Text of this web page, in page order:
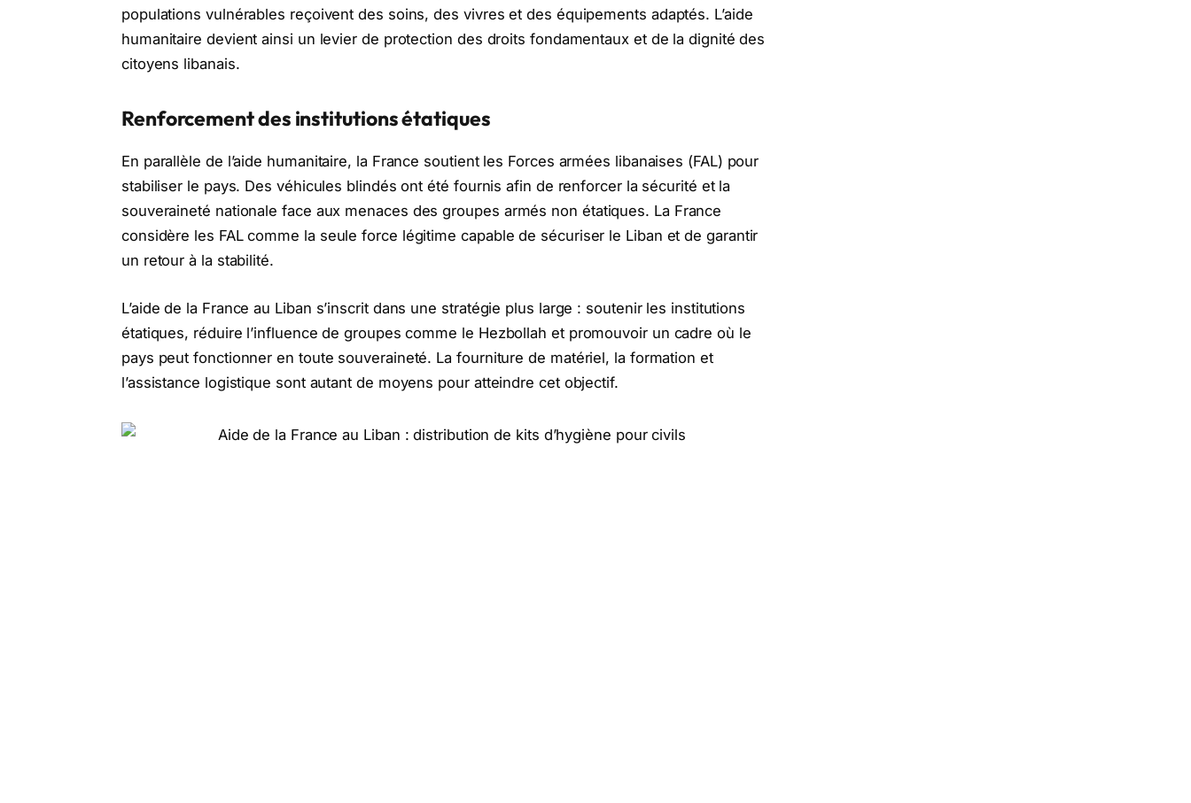
populations vulnérables reçoivent des soins, des vivres et des équipements adaptés. L’aide
humanitaire devient ainsi un levier de protection des droits fondamentaux et de la dignité des
citoyens libanais.
Renforcement des institutions étatiques
En parallèle de l’aide humanitaire, la France soutient les Forces armées libanaises (FAL) pour
stabiliser le pays. Des véhicules blindés ont été fournis afin de renforcer la sécurité et la
souveraineté nationale face aux menaces des groupes armés non étatiques. La France
considère les FAL comme la seule force légitime capable de sécuriser le Liban et de garantir
un retour à la stabilité.
L’aide de la France au Liban s’inscrit dans une stratégie plus large : soutenir les institutions
étatiques, réduire l’influence de groupes comme le Hezbollah et promouvoir un cadre où le
pays peut fonctionner en toute souveraineté. La fourniture de matériel, la formation et
l’assistance logistique sont autant de moyens pour atteindre cet objectif.